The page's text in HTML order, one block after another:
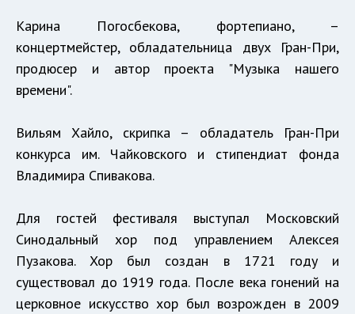
Карина Погосбекова, фортепиано, –
концертмейстер, обладательница двух Гран-При,
продюсер и автор проекта "Музыка нашего
времени".
Вильям Хайло, скрипка – обладатель Гран-При
конкурса им. Чайковского и стипендиат фонда
Владимира Спивакова.
Для гостей фестиваля выступал Московский
Синодальный хор под управлением Алексея
Пузакова. Хор был создан в 1721 году и
существовал до 1919 года. После века гонений на
церковное искусство хор был возрожден в 2009